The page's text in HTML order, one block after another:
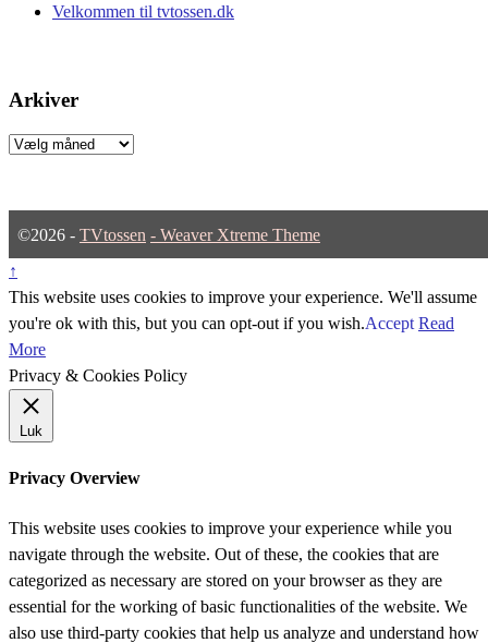
Velkommen til tvtossen.dk
Arkiver
Arkiver
©2026 - TVtossen - Weaver Xtreme Theme
↑
This website uses cookies to improve your experience. We'll assume
you're ok with this, but you can opt-out if you wish.Accept Read
More
Privacy & Cookies Policy
Luk
Privacy Overview
This website uses cookies to improve your experience while you
navigate through the website. Out of these, the cookies that are
categorized as necessary are stored on your browser as they are
essential for the working of basic functionalities of the website. We
also use third-party cookies that help us analyze and understand how